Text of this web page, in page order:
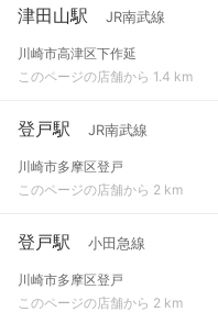
津田山駅 JR南武線
川崎市高津区下作延
このページの店舗から 1.4 km
登戸駅 JR南武線
川崎市多摩区登戸
このページの店舗から 2 km
登戸駅 小田急線
川崎市多摩区登戸
このページの店舗から 2 km